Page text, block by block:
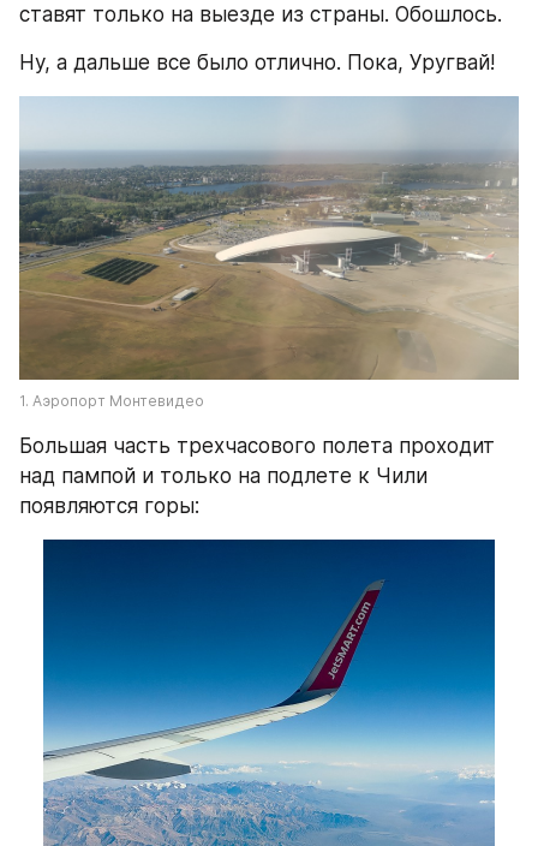
ставят только на выезде из страны. Обошлось.
Ну, а дальше все было отлично. Пока, Уругвай!
1. Аэропорт Монтевидео
Большая часть трехчасового полета проходит
над пампой и только на подлете к Чили
появляются горы: